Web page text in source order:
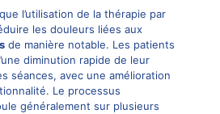
l’utilisation de la thérapie par
les douleurs liées aux
de manière notable. Les patients
diminution rapide de leur
séances, avec une amélioration
Le processus
généralement sur plusieurs